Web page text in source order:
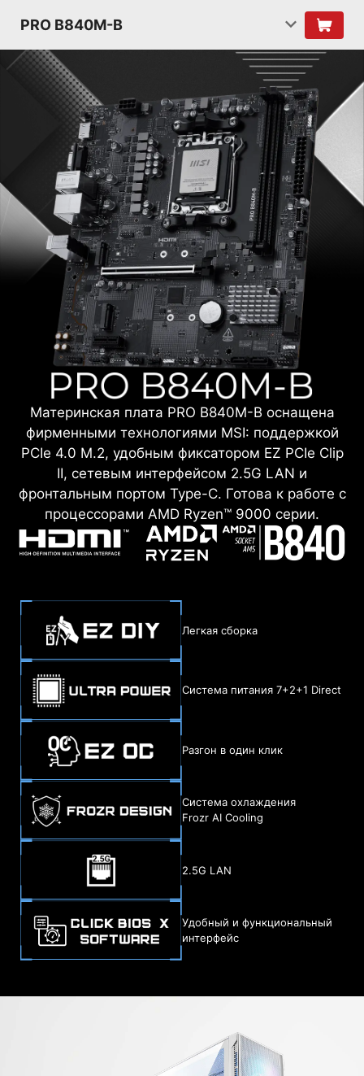
PRO B840M-B
Материнская плата PRO B840M-B оснащена
фирменными технологиями MSI: поддержкой
PCIe 4.0 M.2, удобным фиксатором EZ PCIe Clip
II, сетевым интерфейсом 2.5G LAN и
фронтальным портом Type-C. Готова к работе с
процессорами AMD Ryzen™ 9000 серии.
Легкая сборка
Система питания 7+2+1 Direct
Разгон в один клик
Система охлаждения
Frozr AI Cooling
2.5G LAN
Удобный и функциональный
интерфейс